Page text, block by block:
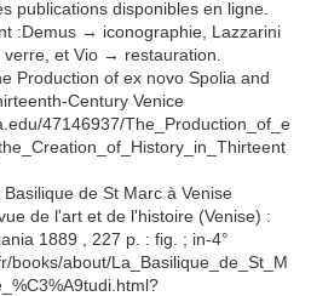
publications disponibles en ligne.
:Demus → iconographie, Lazzarini
et Vio → restauration.
Production of ex novo Spolia and
Century Venice
47146937/The_Production_of_e
de St Marc à Venise
de l'art et de l'histoire (Venise) :
1889 , 227 p. : fig. ; in-4°
books/about/La_Basilique_de_St_M